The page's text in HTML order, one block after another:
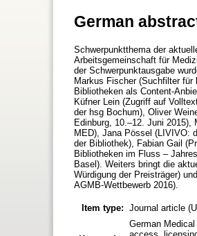
German
Schwerpunktthema der
Arbeitsgemeinschaft für
der Schwerpunktausgabe
Markus Fischer (Suchfilter
Bibliotheken als Content-
Küfner Lein (Zugriff auf
der hsg Bochum), Oliver
Edinburg, 10.–12. Juni 2015),
MED), Jana Pössel (LIVIVO:
der Bibliothek), Fabian Gail
Bibliotheken im Fluss –
Basel). Weiters bringt die
Würdigung der Preisträger)
AGMB-Wettbewerb 2016).
Item type: Journal article
German